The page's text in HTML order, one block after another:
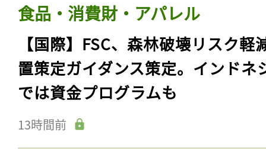
食品・消費財・アパレル
【国際】FSC、森林破壊リスク軽
置策定ガイダンス策定。インドネ
では資金プログラムも
13時間前